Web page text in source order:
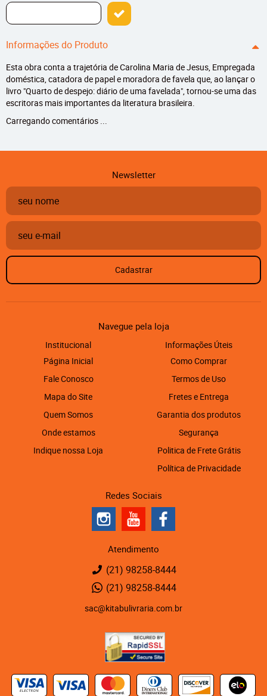
Informações do Produto
Esta obra conta a trajetória de Carolina Maria de Jesus, Empregada
doméstica, catadora de papel e moradora de favela que, ao lançar o
livro "Quarto de despejo: diário de uma favelada", tornou-se uma das
escritoras mais importantes da literatura brasileira.
Carregando comentários ...
Newsletter
Cadastrar
Navegue pela loja
Institucional
Página Inicial
Fale Conosco
Mapa do Site
Quem Somos
Onde estamos
Indique nossa Loja
Informações Úteis
Como Comprar
Termos de Uso
Fretes e Entrega
Garantia dos produtos
Segurança
Politica de Frete Grátis
Política de Privacidade
Redes Sociais
Atendimento
(21) 98258-8444
(21) 98258-8444
sac@kitabulivraria.com.br